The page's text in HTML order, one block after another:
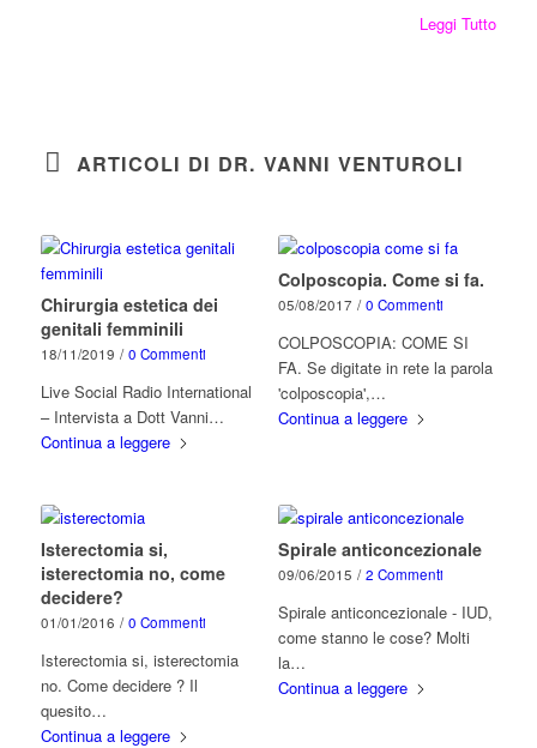
Leggi Tutto
ARTICOLI DI DR. VANNI VENTUROLI
Chirurgia estetica dei
genitali femminili
18/11/2019 / 0 Commenti
Live Social Radio International
– Intervista a Dott Vanni…
Continua a leggere
Colposcopia. Come si fa.
05/08/2017 / 0 Commenti
COLPOSCOPIA: COME SI
FA. Se digitate in rete la parola
'colposcopia',…
Continua a leggere
Isterectomia si,
isterectomia no, come
decidere?
01/01/2016 / 0 Commenti
Isterectomia si, isterectomia
no. Come decidere ? Il
quesito…
Continua a leggere
Spirale anticoncezionale
09/06/2015 / 2 Commenti
Spirale anticoncezionale - IUD,
come stanno le cose? Molti
la…
Continua a leggere